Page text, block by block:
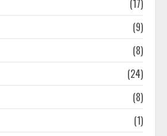
(17)
(9)
(8)
(24)
(8)
(1)